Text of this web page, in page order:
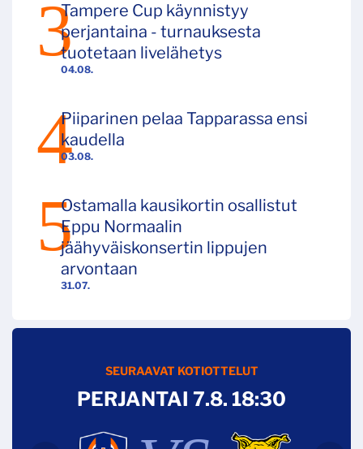
04.08.
Tampere Cup käynnistyy
perjantaina - turnauksesta
tuotetaan livelähetys
03.08.
Piiparinen pelaa Tapparassa ensi
kaudella
31.07.
Ostamalla kausikortin osallistut
Eppu Normaalin
jäähyväiskonsertin lippujen
arvontaan
SEURAAVAT KOTIOTTELUT
PERJANTAI 7.8. 18:30